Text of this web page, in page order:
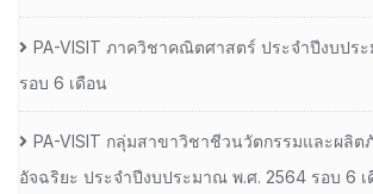
PA-VISIT ภาควิชาคณิตศาสตร์ ประจำปีงบปร
รอบ 6 เดือน
PA-VISIT กลุ่มสาขาวิชาชีวนวัตกรรมและผลิ
อัจฉริยะ ประจำปีงบประมาณ พ.ศ. 2564 รอบ 6 เ